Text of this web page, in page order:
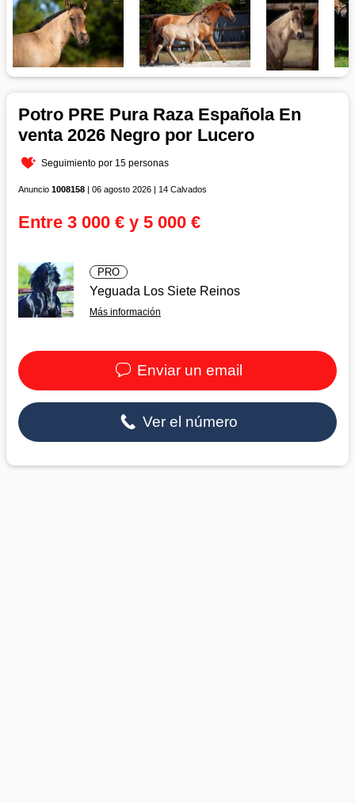
Potro PRE Pura Raza Española En
venta 2026 Negro por Lucero
Seguimiento por 15 personas
Anuncio 1008158 | 06 agosto 2026 | 14 Calvados
Entre 3 000 € y 5 000 €
PRO
Yeguada Los Siete Reinos
Más información
Enviar un email
Ver el número